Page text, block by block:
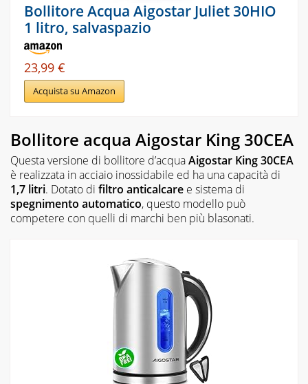
Bollitore Acqua Aigostar Juliet 30HIO
1 litro, salvaspazio
23,99 €
Acquista su Amazon
Bollitore acqua Aigostar King 30CEA
Questa versione di bollitore d’acquaAigostar King 30CEA
è realizzata in acciaio inossidabile ed ha una capacità di
1,7 litri. Dotato di filtro anticalcare e sistema di
spegnimento automatico, questo modello può
competere con quelli di marchi ben più blasonati.